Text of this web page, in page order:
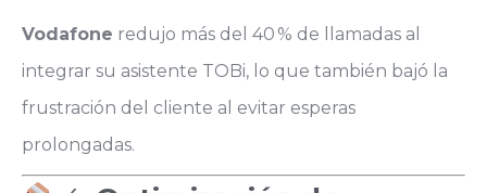
Vodafone redujo más del 40 % de llamadas al
integrar su asistente TOBi, lo que también bajó la
frustración del cliente al evitar esperas
prolongadas.